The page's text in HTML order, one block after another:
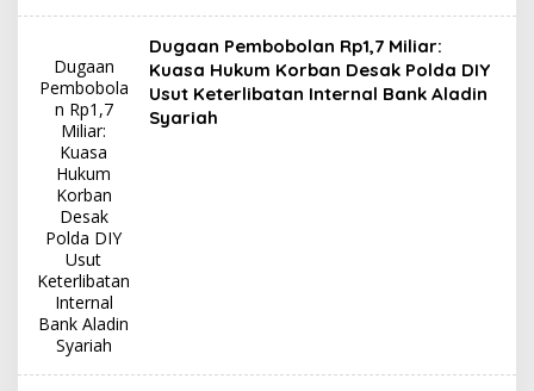
Dugaan
Pembobola
n Rp1,7
Miliar:
Kuasa
Hukum
Korban
Desak
Polda DIY
Usut
Keterlibatan
Internal
Bank Aladin
Syariah
Dugaan Pembobolan Rp1,7 Miliar:
Kuasa Hukum Korban Desak Polda DIY
Usut Keterlibatan Internal Bank Aladin
Syariah